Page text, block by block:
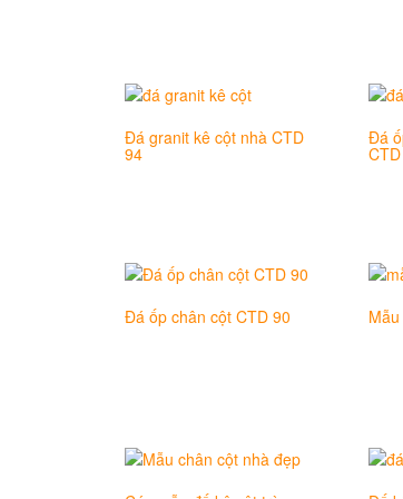
Đá granit kê cột nhà CTD
94
Đá
Đá ốp chân cột CTD 90